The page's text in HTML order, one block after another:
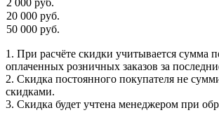
20 000 руб.
50 000 руб.
1. При расчёте скидки учитывается сумма
оплаченных розничных заказов за
2. Скидка постоянного покупателя не
скидками.
3. Скидка будет учтена менеджером при